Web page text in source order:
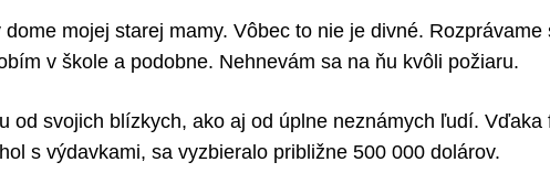
mojej starej mamy. Vôbec to nie je divné. Rozprávame
v škole a podobne. Nehnevám sa na ňu kvôli požiaru.
od svojich blízkych, ako aj od úplne neznámych ľudí. Vďaka
s výdavkami, sa vyzbieralo približne 500 000 dolárov.